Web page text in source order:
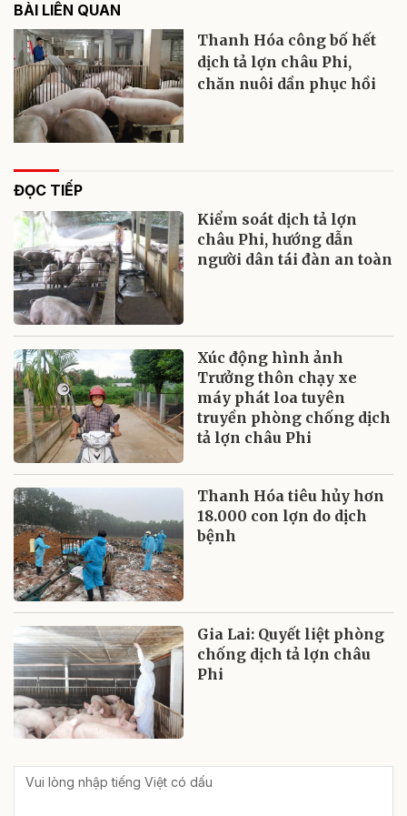
BÀI LIÊN QUAN
Thanh Hóa công bố hết
dịch tả lợn châu Phi,
chăn nuôi dần phục hồi
ĐỌC TIẾP
Kiểm soát dịch tả lợn
châu Phi, hướng dẫn
người dân tái đàn an toàn
Xúc động hình ảnh
Trưởng thôn chạy xe
máy phát loa tuyên
truyền phòng chống dịch
tả lợn châu Phi
Thanh Hóa tiêu hủy hơn
18.000 con lợn do dịch
bệnh
Gia Lai: Quyết liệt phòng
chống dịch tả lợn châu
Phi